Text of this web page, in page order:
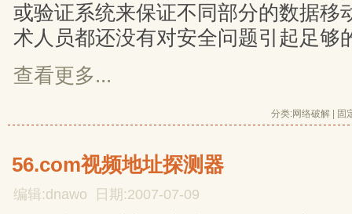
或验证系统来保证不同部分的数据移
术人员都还没有对安全问题引起足够
查看更多...
分类:网络破解 固
56.com视频地址探测器
编辑:dnawo 日期:2007-07-09